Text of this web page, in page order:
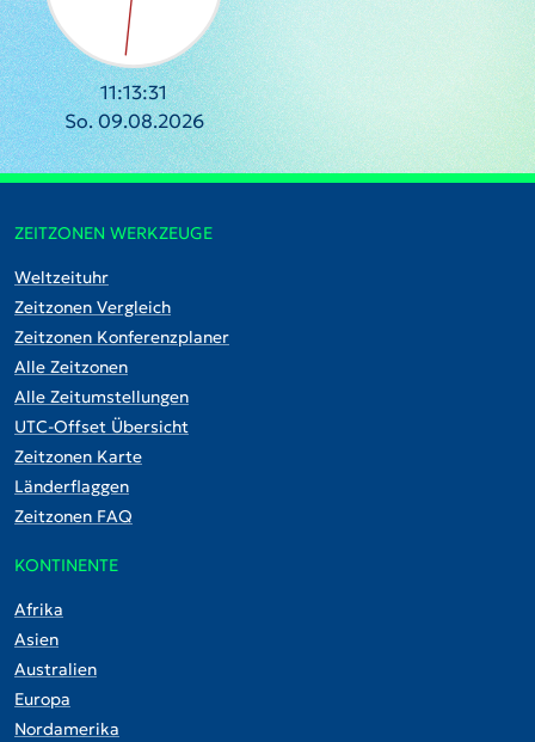
11:13:32
So. 09.08.2026
ZEITZONEN WERKZEUGE
Weltzeituhr
Zeitzonen Vergleich
Zeitzonen Konferenzplaner
Alle Zeitzonen
Alle Zeitumstellungen
UTC-Offset Übersicht
Zeitzonen Karte
Länderflaggen
Zeitzonen FAQ
KONTINENTE
Afrika
Asien
Australien
Europa
Nordamerika